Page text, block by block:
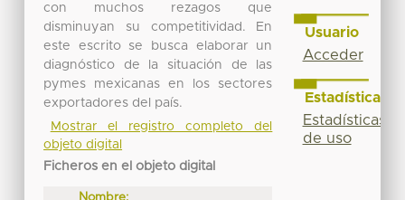
con muchos rezagos que
disminuyan su competitividad. En
este escrito se busca elaborar un
diagnóstico de la situación de las
pymes mexicanas en los sectores
exportadores del país.
Mostrar el registro completo del
objeto digital
Ficheros en el objeto digital
Nombre:
Usuario
Acceder
Estadísticas
Estadísticas
de uso